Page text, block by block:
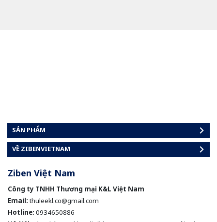
SẢN PHẨM
VỀ ZIBENVIETNAM
Ziben Việt Nam
Công ty TNHH Thương mại K&L Việt Nam
Email:thuleekl.co@gmail.com
Hotline: 0934650886